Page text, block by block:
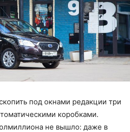
под окнами редакции три
коробками.
не вышло: даже в